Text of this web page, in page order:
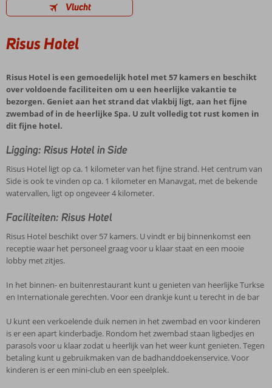
Vlucht
Risus Hotel
Risus Hotel is een gemoedelijk hotel met 57 kamers en beschikt
over voldoende faciliteiten om u een heerlijke vakantie te
bezorgen. Geniet aan het strand dat vlakbij ligt, aan het fijne
zwembad of in de heerlijke Spa. U zult volledig tot rust komen in
dit fijne hotel.
Ligging: Risus Hotel in Side
Risus Hotel ligt op ca. 1 kilometer van het fijne strand. Het centrum van
Side is ook te vinden op ca. 1 kilometer en Manavgat, met de bekende
watervallen, ligt op ongeveer 4 kilometer.
Faciliteiten: Risus Hotel
Risus Hotel beschikt over 57 kamers. U vindt er bij binnenkomst een
receptie waar het personeel graag voor u klaar staat en een mooie
lobby met zitjes.
In het binnen- en buitenrestaurant kunt u genieten van heerlijke Turkse
en Internationale gerechten. Voor een drankje kunt u terecht in de bar
U kunt een verkoelende duik nemen in het zwembad en voor kinderen
is er een apart kinderbadje. Rondom het zwembad staan ligbedjes en
parasols voor u klaar zodat u heerlijk van het weer kunt genieten. Tegen
betaling kunt u gebruikmaken van de badhanddoekenservice. Voor
kinderen is er een mini-club en een speelplek.